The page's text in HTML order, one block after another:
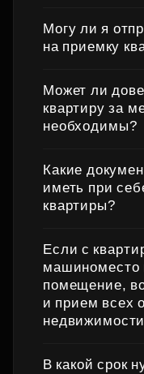
Могу ли я
на приемку
Может ли
квартиру за
необходимы?
Какие
иметь при
квартиры?
Если с
машиноместо
помещение,
и прием всех
В какой срок